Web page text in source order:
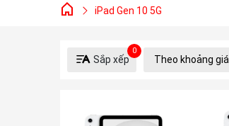
iPad Gen 10 5G
Sắp xếp
0
Theo khoảng giá